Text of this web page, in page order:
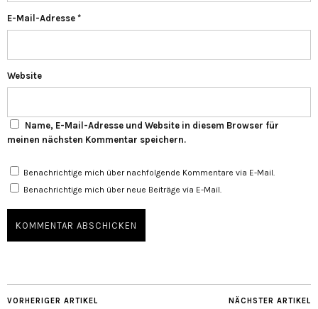
E-Mail-Adresse *
Website
Name, E-Mail-Adresse und Website in diesem Browser für
meinen nächsten Kommentar speichern.
Benachrichtige mich über nachfolgende Kommentare via E-Mail.
Benachrichtige mich über neue Beiträge via E-Mail.
VORHERIGER ARTIKEL NÄCHSTER ARTIKEL